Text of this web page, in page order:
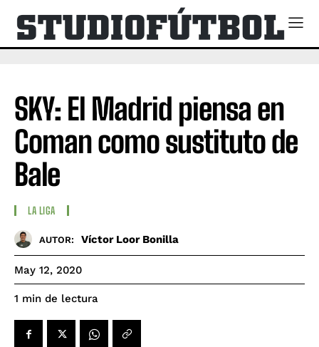
SKY: El Madrid piensa en
Coman como sustituto de
Bale
LA LIGA
AUTOR: Víctor Loor Bonilla
May 12, 2020
1 min de lectura